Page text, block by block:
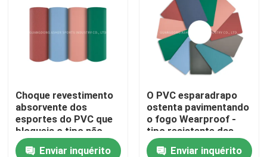
Visita à fábrica
Contacte-nos
Notícias
Choque revestimento
absorvente dos
esportes do PVC que
bloqueia o tipo não
tóxico das telhas
Enviar inquérito
O PVC esparadrapo
ostenta pavimentando
o fogo Wearproof -
tipo resistente das
telhas
Enviar inquérito